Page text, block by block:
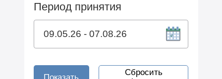
Период принятия
Сбросить